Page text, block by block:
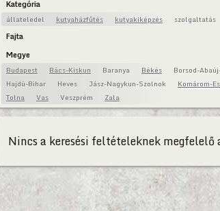
Kategória
állateledel kutyaházfűtés kutyakiképzés szolgaltatás
Fajta
Megye
Budapest Bács-Kiskun Baranya Békés Borsod-
Hajdú-Bihar
Heves Jász-Nagykun-Szolnok Komárom-
Tolna
Vas Veszprém Zala
Nincs a keresési feltételeknek megfelelő